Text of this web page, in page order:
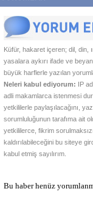
Küfür, hakaret içeren; dil, din,
yasalara aykırı ifade ve
büyük harflerle yazılan
Neleri kabul ediyorum: IP
adli makamlarca istenmesi
yetkililerle paylaşılacağını,
sorumluluğunun tarafıma ait
yetkililerce, fikrim
kaldırılabileceğini bu siteye
kabul etmiş sayılırım.
Bu haber henüz